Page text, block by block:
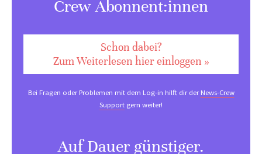
Crew Abonnent:innen
Schon dabei?
Zum Weiterlesen hier einloggen »
Bei Fragen oder Problemen mit dem Log-in hilft dir derNews-Crew
Support gern weiter!
Auf Dauer günstiger.